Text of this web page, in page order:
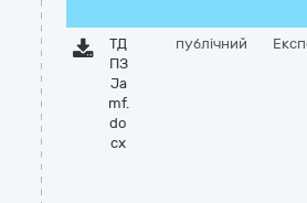
ТД
ПЗ
Ja
mf.
do
cx
публічний